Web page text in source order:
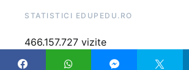
STATISTICI EDUPEDU.RO
466.157.727 vizite